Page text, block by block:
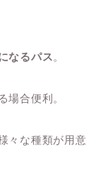
なるパス。
場合便利。
々な種類が用意